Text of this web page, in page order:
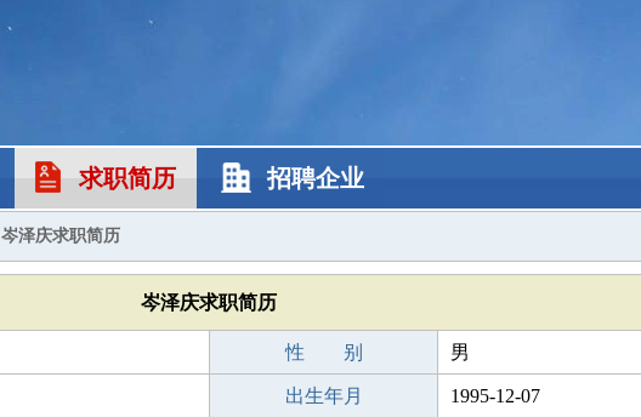
求职简历 招聘企业
岑泽庆求职简历
岑泽庆求职简历
性 别 男
出生年月 1995-12-07